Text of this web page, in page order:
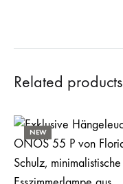
Related products
NEW